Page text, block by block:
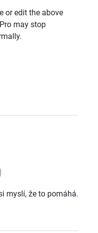
or edit the above
may stop
myslí, že to pomáhá.